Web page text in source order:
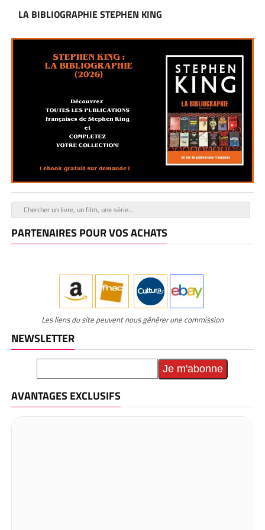
LA BIBLIOGRAPHIE STEPHEN KING
PARTENAIRES POUR VOS ACHATS
Les liens du site peuvent nous générer une commission
NEWSLETTER
AVANTAGES EXCLUSIFS